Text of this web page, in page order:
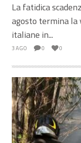
La fatidica
agosto termina la
italiane in...
3 AGO 0 0